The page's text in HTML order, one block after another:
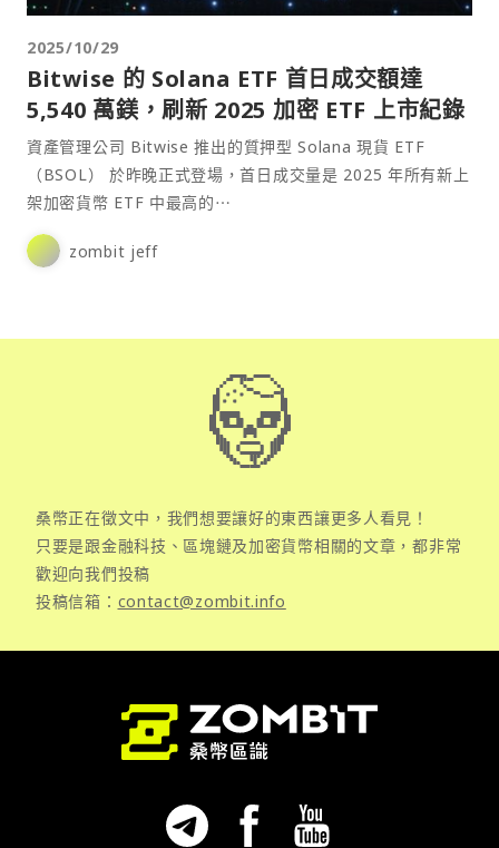
2025/10/29
Bitwise 的 Solana ETF 首日成交額達
5,540 萬鎂，刷新 2025 加密 ETF 上市紀錄
資產管理公司 Bitwise 推出的質押型 Solana 現貨 ETF
（BSOL） 於昨晚正式登場，首日成交量是 2025 年所有新上
架加密貨幣 ETF 中最高的⋯
zombit jeff
桑幣正在徵文中，我們想要讓好的東西讓更多人看見！
只要是跟金融科技、區塊鏈及加密貨幣相關的文章，都非常
歡迎向我們投稿
投稿信箱： contact@zombit.info